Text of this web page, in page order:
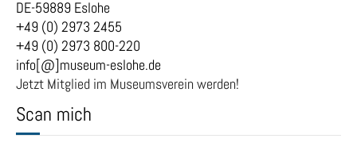
DE-59889 Eslohe
+49 (0) 2973 2455
+49 (0) 2973 800-220
info[@]museum-eslohe.de
Jetzt Mitglied im Museumsverein werden!
Scan mich